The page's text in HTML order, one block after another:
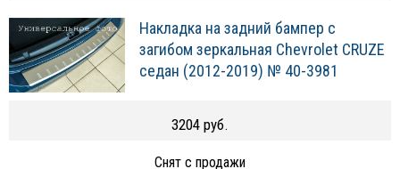
Накладка на задний бампер с
загибом зеркальная Chevrolet CRUZE
седан (2012-2019) № 40-3981
3204 руб.
Снят с продажи